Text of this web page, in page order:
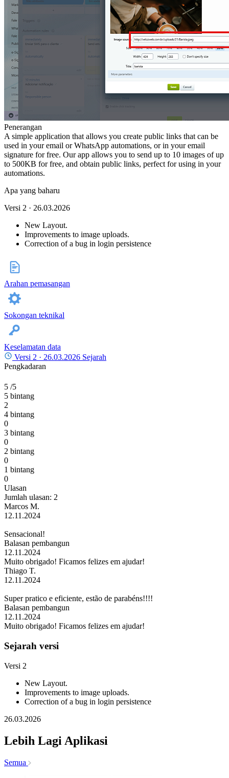
Penerangan
A simple application that allows you create public links that can be
used in your email or WhatsApp automations, or in your email
signature for free. Our app allows you to send up to 10 images of up
to 500KB for free, and obtain public links, perfect for using in your
automations.
Apa yang baharu
Versi 2 · 26.03.2026
New Layout.
Improvements to image uploads.
Correction of a bug in login persistence
Arahan pemasangan
Sokongan teknikal
Keselamatan data
Versi 2 · 26.03.2026 Sejarah
Pengkadaran
5 /5
5 bintang
2
4 bintang
0
3 bintang
0
2 bintang
0
1 bintang
0
Ulasan
Jumlah ulasan: 2
Marcos M.
12.11.2024
Sensacional!
Balasan pembangun
12.11.2024
Muito obrigado! Ficamos felizes em ajudar!
Thiago T.
12.11.2024
Super pratico e eficiente, estão de parabéns!!!!
Balasan pembangun
12.11.2024
Muito obrigado! Ficamos felizes em ajudar!
Sejarah versi
Versi 2
New Layout.
Improvements to image uploads.
Correction of a bug in login persistence
26.03.2026
Lebih Lagi Aplikasi
Semua